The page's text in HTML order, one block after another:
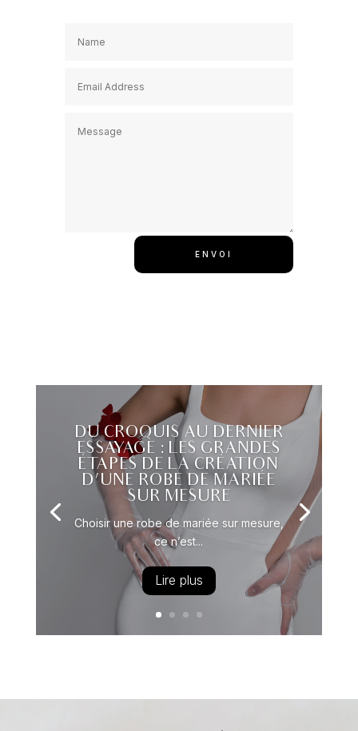
ENVOI
DU CROQUIS AU DERNIER
ESSAYAGE : LES GRANDES
ÉTAPES DE LA CRÉATION
D’UNE ROBE DE MARIÉE
SUR MESURE
Choisir une robe de mariée sur mesure,
ce n’est...
Lire plus